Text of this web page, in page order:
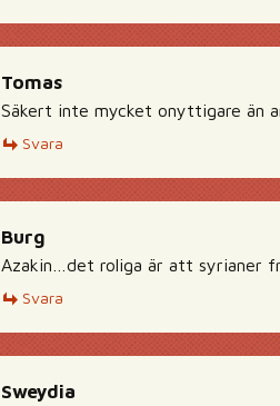
Tomas
Säkert inte mycket onyttigare än
Svara
Burg
Azakin…det roliga är att syrianer
Svara
Sweydia